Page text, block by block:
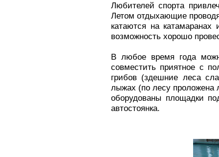
Любителей спорта
Летом отдыхающие
катаются на
возможность хорошо
В любое время года
совместить приятное с
грибов (здешние леса
лыжах (по лесу проложена
оборудованы площадки
автостоянка.